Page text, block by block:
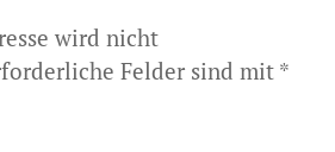
wird nicht
Felder sind mit*